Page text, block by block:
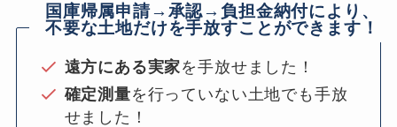
国庫帰属申請→承認→負担金納付により、
不要な土地だけを手放すことができます！
遠方にある実家を手放せました！
確定測量を行っていない土地でも手放
せました！